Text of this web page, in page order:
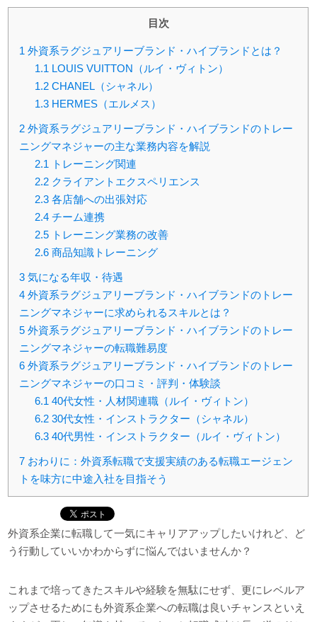
目次
1 外資系ラグジュアリーブランド・ハイブランドとは？
1.1 LOUIS VUITTON（ルイ・ヴィトン）
1.2 CHANEL（シャネル）
1.3 HERMES（エルメス）
2 外資系ラグジュアリーブランド・ハイブランドのトレー
ニングマネジャーの主な業務内容を解説
2.1 トレーニング関連
2.2 クライアントエクスペリエンス
2.3 各店舗への出張対応
2.4 チーム連携
2.5 トレーニング業務の改善
2.6 商品知識トレーニング
3 気になる年収・待遇
4 外資系ラグジュアリーブランド・ハイブランドのトレー
ニングマネジャーに求められるスキルとは？
5 外資系ラグジュアリーブランド・ハイブランドのトレー
ニングマネジャーの転職難易度
6 外資系ラグジュアリーブランド・ハイブランドのトレー
ニングマネジャーの口コミ・評判・体験談
6.1 40代女性・人材関連職（ルイ・ヴィトン）
6.2 30代女性・インストラクター（シャネル）
6.3 40代男性・インストラクター（ルイ・ヴィトン）
7 おわりに：外資系転職で支援実績のある転職エージェン
トを味方に中途入社を目指そう
外資系企業に転職して一気にキャリアアップしたいけれど、ど
う行動していいかわからずに悩んではいませんか？
これまで培ってきたスキルや経験を無駄にせず、更にレベルア
ップさせるためにも外資系企業への転職は良いチャンスといえ